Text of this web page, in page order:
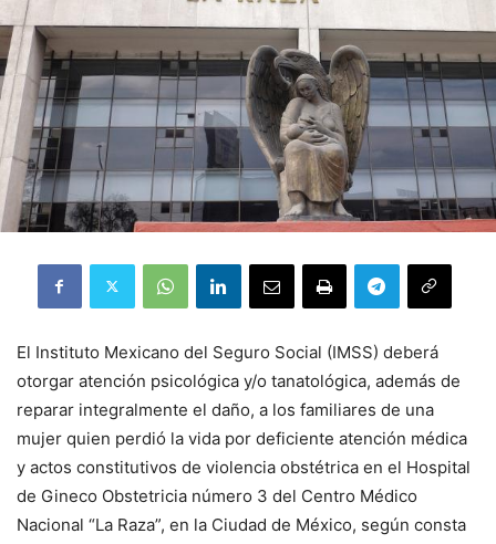
El Instituto Mexicano del Seguro Social (IMSS) deberá
otorgar atención psicológica y/o tanatológica, además de
reparar integralmente el daño, a los familiares de una
mujer quien perdió la vida por deficiente atención médica
y actos constitutivos de violencia obstétrica en el Hospital
de Gineco Obstetricia número 3 del Centro Médico
Nacional “La Raza”, en la Ciudad de México, según consta